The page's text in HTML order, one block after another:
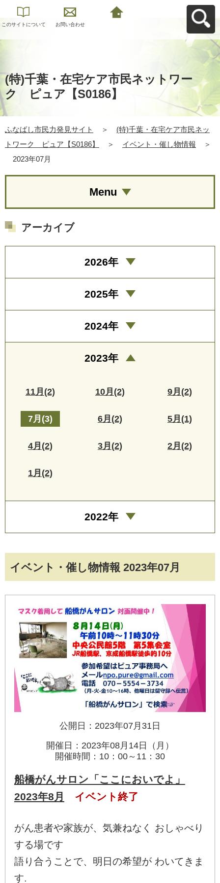
このサイトについて お問い合わせ
(特)千葉・在宅ケア市民ネットワー
ク ピュア【S0186】
ふなばし市民力発見サイト ＞
(特)千葉・在宅ケア市民ネッ
トワーク ピュア【S0186】
＞ イベント・催し物情報
＞
2023年07月
イベント・催し物情報 2023年07月
公開日：2023年07月31日
開催日：2023年08月14日（月）
開催時間：10：00～11：30
船橋がんサロン「ここにおいでよ」
2023年8月
イベント終了
がん患者や家族が、気兼ねなく おしゃべり
する場です
語り合うことで、明日の希望が わいてきま
す.
Menu
アーカイブ
2026年
2025年
2024年
2023年
11月(2) 10月(2) 9月(2)
7月(3) 6月(2) 5月(1)
4月(2) 3月(2) 2月(2)
1月(2)
2022年